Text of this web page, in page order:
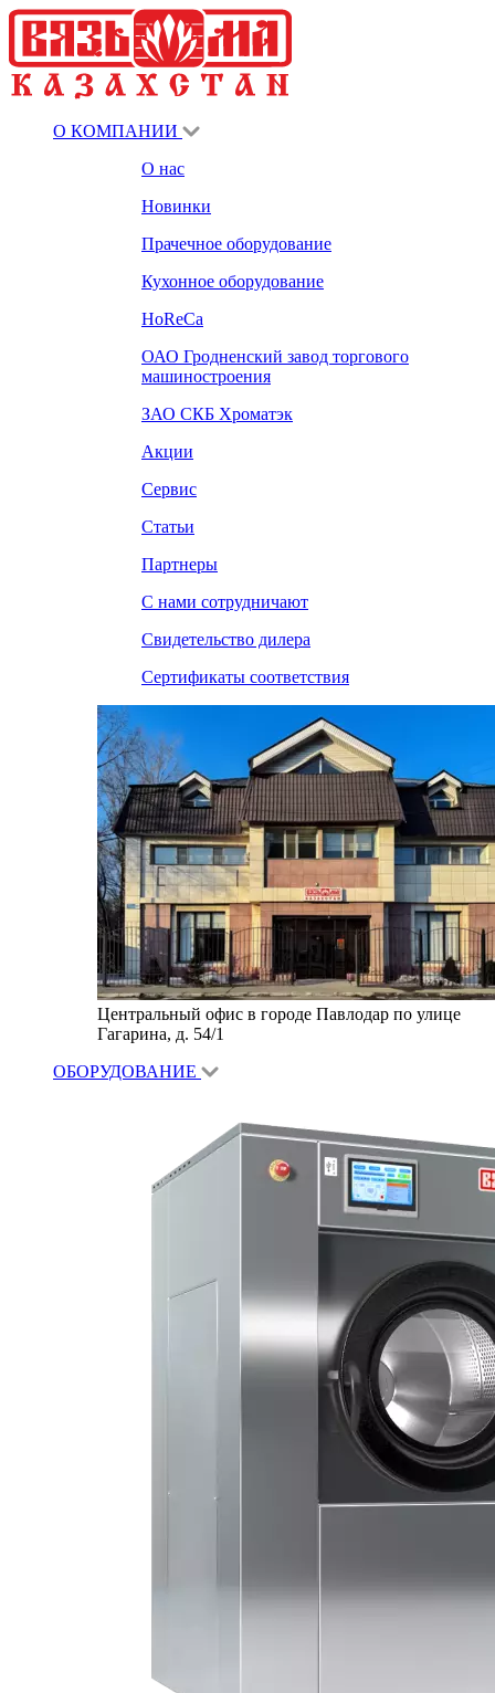
О КОМПАНИИ
О нас
Новинки
Прачечное оборудование
Кухонное оборудование
HoReCa
ОАО Гродненский завод торгового
машиностроения
ЗАО СКБ Хроматэк
Акции
Сервис
Статьи
Партнеры
С нами сотрудничают
Свидетельство дилера
Сертификаты соответствия
Центральный офис в городе Павлодар по улице
Гагарина, д. 54/1
ОБОРУДОВАНИЕ